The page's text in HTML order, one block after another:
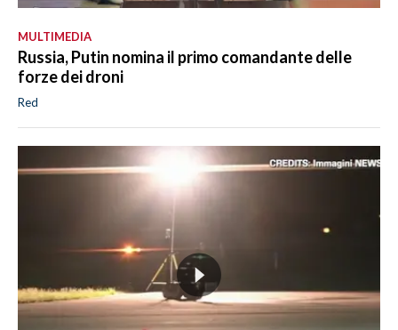
MULTIMEDIA
Russia, Putin nomina il primo comandante delle
forze dei droni
Red